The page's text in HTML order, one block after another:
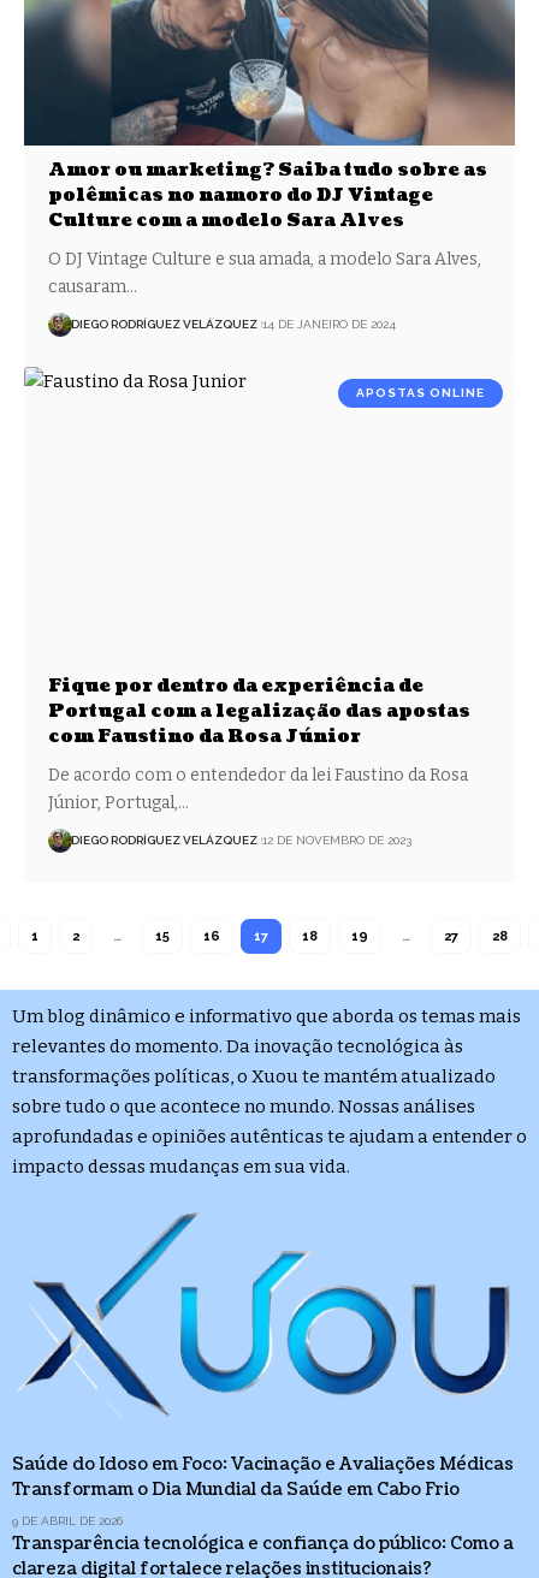
Amor ou marketing? Saiba tudo sobre as
polêmicas no namoro do DJ Vintage
Culture com a modelo Sara Alves
O DJ Vintage Culture e sua amada, a modelo Sara Alves,
causaram…
DIEGO RODRÍGUEZ VELÁZQUEZ 14 DE JANEIRO DE 2024
APOSTAS ONLINE
Fique por dentro da experiência de
Portugal com a legalização das apostas
com Faustino da Rosa Júnior
De acordo com o entendedor da lei Faustino da Rosa
Júnior, Portugal,…
DIEGO RODRÍGUEZ VELÁZQUEZ 12 DE NOVEMBRO DE 2023
1 2 … 15 16 17 18 19 … 27 28
Um blog dinâmico e informativo que aborda os temas mais
relevantes do momento. Da inovação tecnológica às
transformações políticas, o Xuou te mantém atualizado
sobre tudo o que acontece no mundo. Nossas análises
aprofundadas e opiniões autênticas te ajudam a entender o
impacto dessas mudanças em sua vida.
Saúde do Idoso em Foco: Vacinação e Avaliações Médicas
Transformam o Dia Mundial da Saúde em Cabo Frio
9 DE ABRIL DE 2026
Transparência tecnológica e confiança do público: Como a
clareza digital fortalece relações institucionais?